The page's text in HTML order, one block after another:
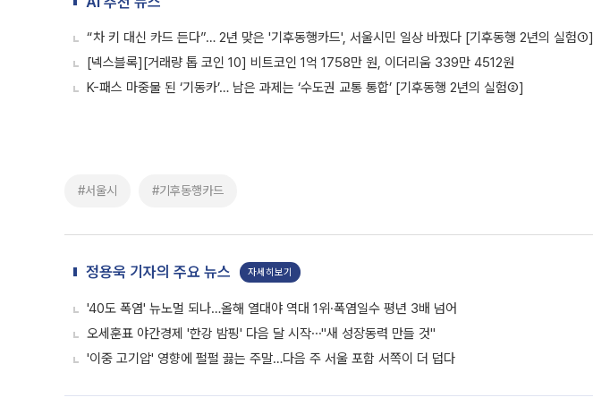
“차 키 대신 카드 든다”… 2년 맞은 '기후동행카드', 서울시민 일상 바꿨다 [기후동행 2년의 실험①]
[넥스블록][거래량 톱 코인 10] 비트코인 1억 1758만 원, 이더리움 339만 4512원
K-패스 마중물 된 ‘기동카’… 남은 과제는 ‘수도권 교통 통합’ [기후동행 2년의 실험②]
#서울시 #기후동행카드
정용욱 기자의 주요 뉴스 자세히보기
'40도 폭염' 뉴노멀 되나…올해 열대야 역대 1위·폭염일수 평년 3배 넘어
오세훈표 야간경제 '한강 밤핑' 다음 달 시작⋯"새 성장동력 만들 것"
'이중 고기압' 영향에 펄펄 끓는 주말…다음 주 서울 포함 서쪽이 더 덥다